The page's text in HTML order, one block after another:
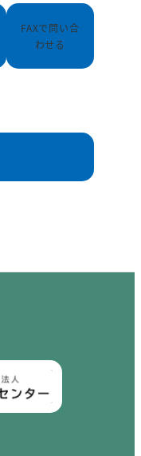
FAXで問い合
わせる